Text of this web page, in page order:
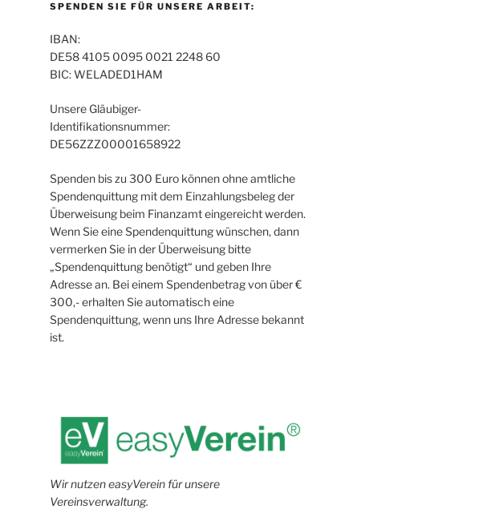
SPENDEN SIE FÜR UNSERE ARBEIT:
IBAN:
DE58 4105 0095 0021 2248 60
BIC: WELADED1HAM
Unsere Gläubiger-
Identifikationsnummer:
DE56ZZZ00001658922
Spenden bis zu 300 Euro können ohne amtliche
Spendenquittung mit dem Einzahlungsbeleg der
Überweisung beim Finanzamt eingereicht werden.
Wenn Sie eine Spendenquittung wünschen, dann
vermerken Sie in der Überweisung bitte
„Spendenquittung benötigt“ und geben Ihre
Adresse an. Bei einem Spendenbetrag von über €
300,- erhalten Sie automatisch eine
Spendenquittung, wenn uns Ihre Adresse bekannt
ist.
Wir nutzen easyVerein für unsere
Vereinsverwaltung.